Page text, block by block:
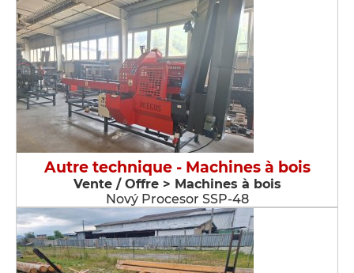
Autre technique - Machines à bois
Vente / Offre > Machines à bois
Nový Procesor SSP-48